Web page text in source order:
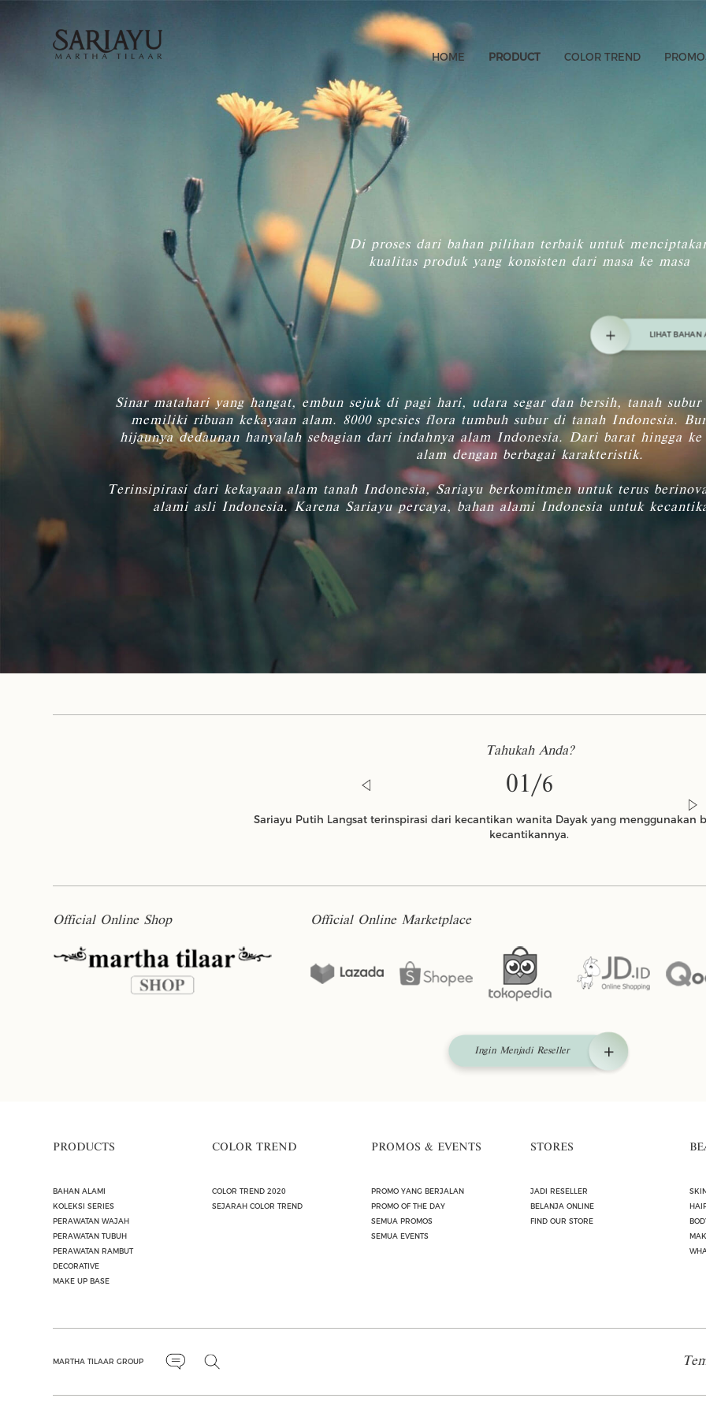
HOME PRODUCT COLOR TREND
Di proses dari bahan pilihan terbaik untuk
kualitas produk yang konsisten dari masa ke masa
LIHAT BAHAN
Sinar matahari yang hangat, embun sejuk di pagi hari, udara segar dan bersih, tanah
memiliki ribuan kekayaan alam. 8000 spesies flora tumbuh subur di tanah Indonesia.
hijaunya dedaunan hanyalah sebagian dari indahnya alam Indonesia. Dari barat hingga
alam dengan berbagai karakteristik.
Terinsipirasi dari kekayaan alam tanah Indonesia, Sariayu berkomitmen untuk terus
alami asli Indonesia. Karena Sariayu percaya, bahan alami Indonesia untuk
Indonesia Natural Ingredients
Di proses dari bahan pilihan terbaik untuk menciptakan
kualitas produk yang konsisten dari masa ke masa
Tahukah Anda?
01/6
Sariayu Putih Langsat terinspirasi dari kecantikan wanita Dayak yang menggunakan
kecantikannya.
Official Online Shop Official Online Marketplace
Ingin Menjadi Reseller
PRODUCTS
BAHAN ALAMI
KOLEKSI SERIES
PERAWATAN WAJAH
PERAWATAN TUBUH
PERAWATAN RAMBUT
DECORATIVE
MAKE UP BASE
COLOR TREND
COLOR TREND 2020
SEJARAH COLOR TREND
PROMOS & EVENTS
PROMO YANG BERJALAN
PROMO OF THE DAY
SEMUA PROMOS
SEMUA EVENTS
STORES
JADI RESELLER
BELANJA ONLINE
FIND OUR STORE
MARTHA TILAAR GROUP